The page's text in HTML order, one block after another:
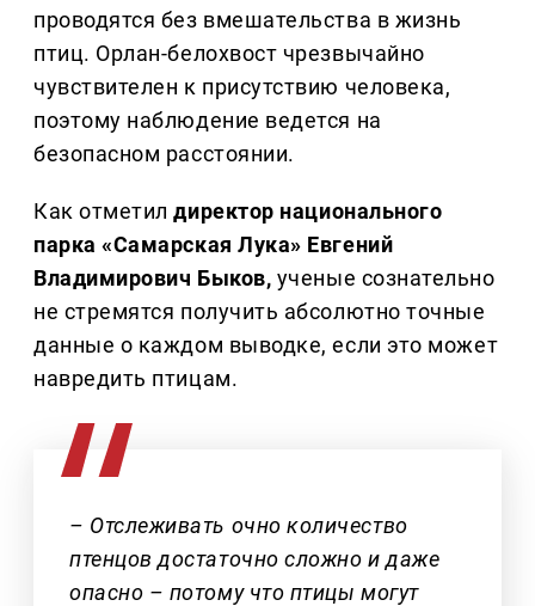
проводятся без вмешательства в жизнь
птиц. Орлан-белохвост чрезвычайно
чувствителен к присутствию человека,
поэтому наблюдение ведется на
безопасном расстоянии.
Как отметилдиректор национального
парка «Самарская Лука» Евгений
Владимирович Быков, ученые сознательно
не стремятся получить абсолютно точные
данные о каждом выводке, если это может
навредить птицам.
– Отслеживать очно количество
птенцов достаточно сложно и даже
опасно – потому что птицы могут